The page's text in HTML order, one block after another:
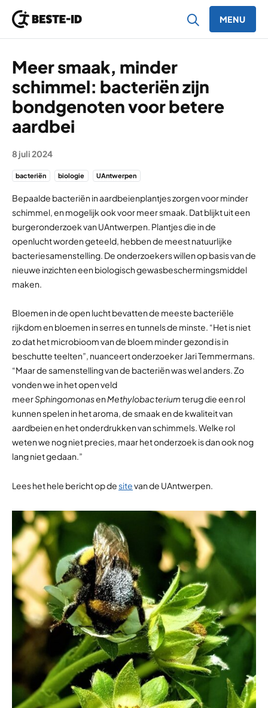
MENU
Meer smaak, minder
schimmel: bacteriën zijn
bondgenoten voor betere
aardbei
8 juli 2024
bacteriën biologie UAntwerpen
Bepaalde bacteriën in aardbeienplantjes zorgen voor minder
schimmel, en mogelijk ook voor meer smaak. Dat blijkt uit een
burgeronderzoek van UAntwerpen. Plantjes die in de
openlucht worden geteeld, hebben de meest natuurlijke
bacteriesamenstelling. De onderzoekers willen op basis van de
nieuwe inzichten een biologisch gewasbeschermingsmiddel
maken.
Bloemen in de open lucht bevatten de meeste bacteriële
rijkdom en bloemen in serres en tunnels de minste. “Het is niet
zo dat het microbioom van de bloem minder gezond is in
beschutte teelten”, nuanceert onderzoeker Jari Temmermans.
“Maar de samenstelling van de bacteriën was wel anders. Zo
vonden we in het open veld
meerSphingomonasen Methylobacteriumterug die een rol
kunnen spelen in het aroma, de smaak en de kwaliteit van
aardbeien en het onderdrukken van schimmels. Welke rol
weten we nog niet precies, maar het onderzoek is dan ook nog
lang niet gedaan.”
Lees het hele bericht op de sitevan de UAntwerpen.